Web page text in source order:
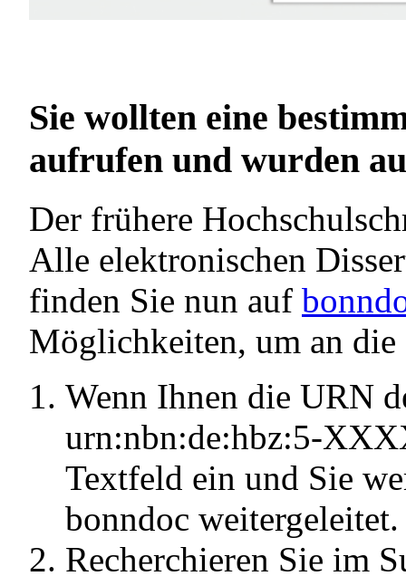
Sie wollten eine
aufrufen und wurden
Der frühere
Alle elektronischen
finden Sie nun auf
Möglichkeiten, um an
Wenn Ihnen die URN
urn:nbn:de:hbz:5-
Textfeld ein und Sie
bonndoc weitergeleitet.
Recherchieren Sie im